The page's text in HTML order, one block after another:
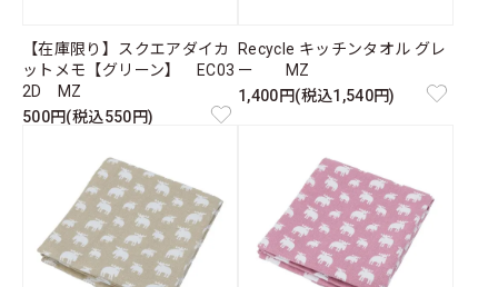
【在庫限り】スクエアダイカ
ットメモ【グリーン】 EC03
2D MZ
500円(税込550円)
Recycle キッチンタオル グレ
ー MZ
1,400円(税込1,540円)